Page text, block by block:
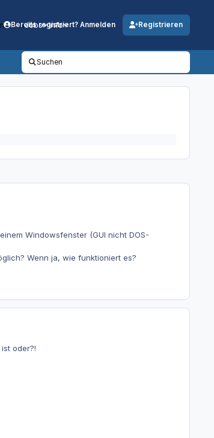
Jobs Info
Bereits registriert? Anmelden Registrieren
Suchen
Windowsfenster (GUI nicht DOS-
Wenn ja, wie funktioniert es?
oder?!